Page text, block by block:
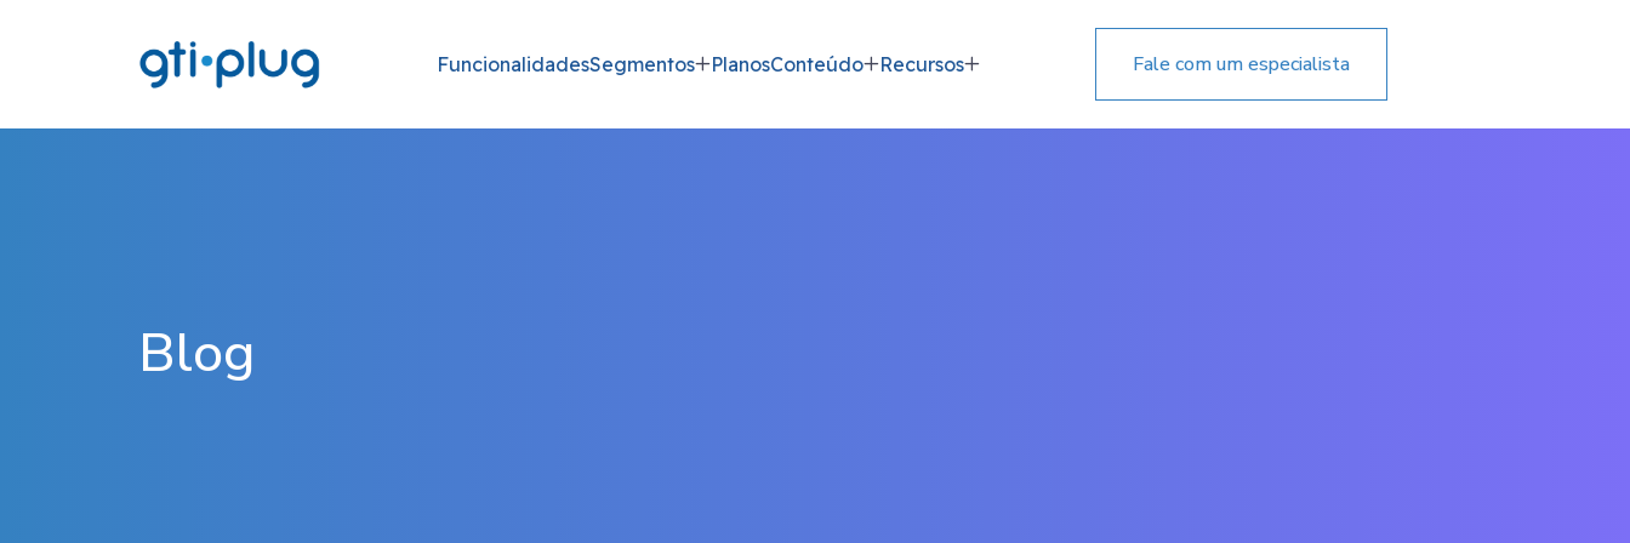
FuncionalidadesSegmentos PlanosConteúdo Recursos Fale com um especialista
Blog